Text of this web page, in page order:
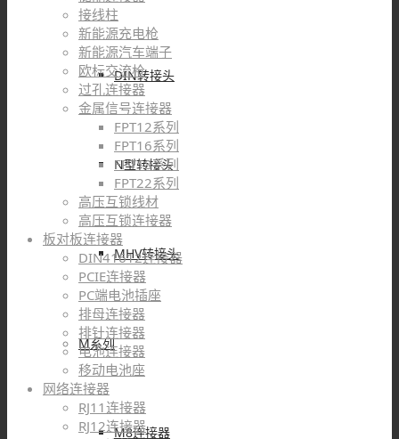
DIN转接头
N型转接头
MHV转接头
M系列
M8连接器
接线柱
新能源充电枪
新能源汽车端子
欧标交流枪
过孔连接器
金属信号连接器
FPT12系列
FPT16系列
FPT18系列
FPT22系列
高压互锁线材
高压互锁连接器
板对板连接器
DIN41612连接器
PCIE连接器
PC端电池插座
排母连接器
排针连接器
电池连接器
移动电池座
网络连接器
RJ11连接器
RJ12连接器